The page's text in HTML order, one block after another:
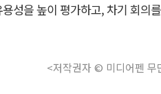
성을 높이 평가하고, 차기 회의
<저작권자 © 미디어펜 무